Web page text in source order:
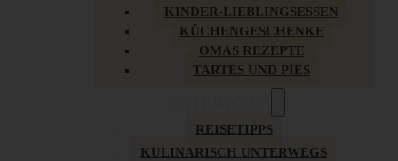
KINDER-LIEBLINGSESSEN
KÜCHENGESCHENKE
OMAS REZEPTE
TARTES UND PIES
REISETIPPS
KULINARISCH UNTERWEGS